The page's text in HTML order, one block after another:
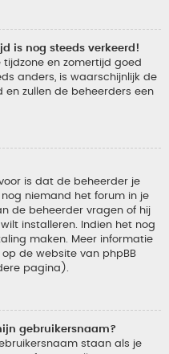
is nog steeds verkeerd!
en zomertijd goed
anders, is waarschijnlijk de
zullen de beheerders een
is dat de beheerder je
niemand het forum in je
de beheerder vragen of hij
installeren. Indien het nog
maken. Meer informatie
de website van phpBB
pagina).
gebruikersnaam?
staan als je